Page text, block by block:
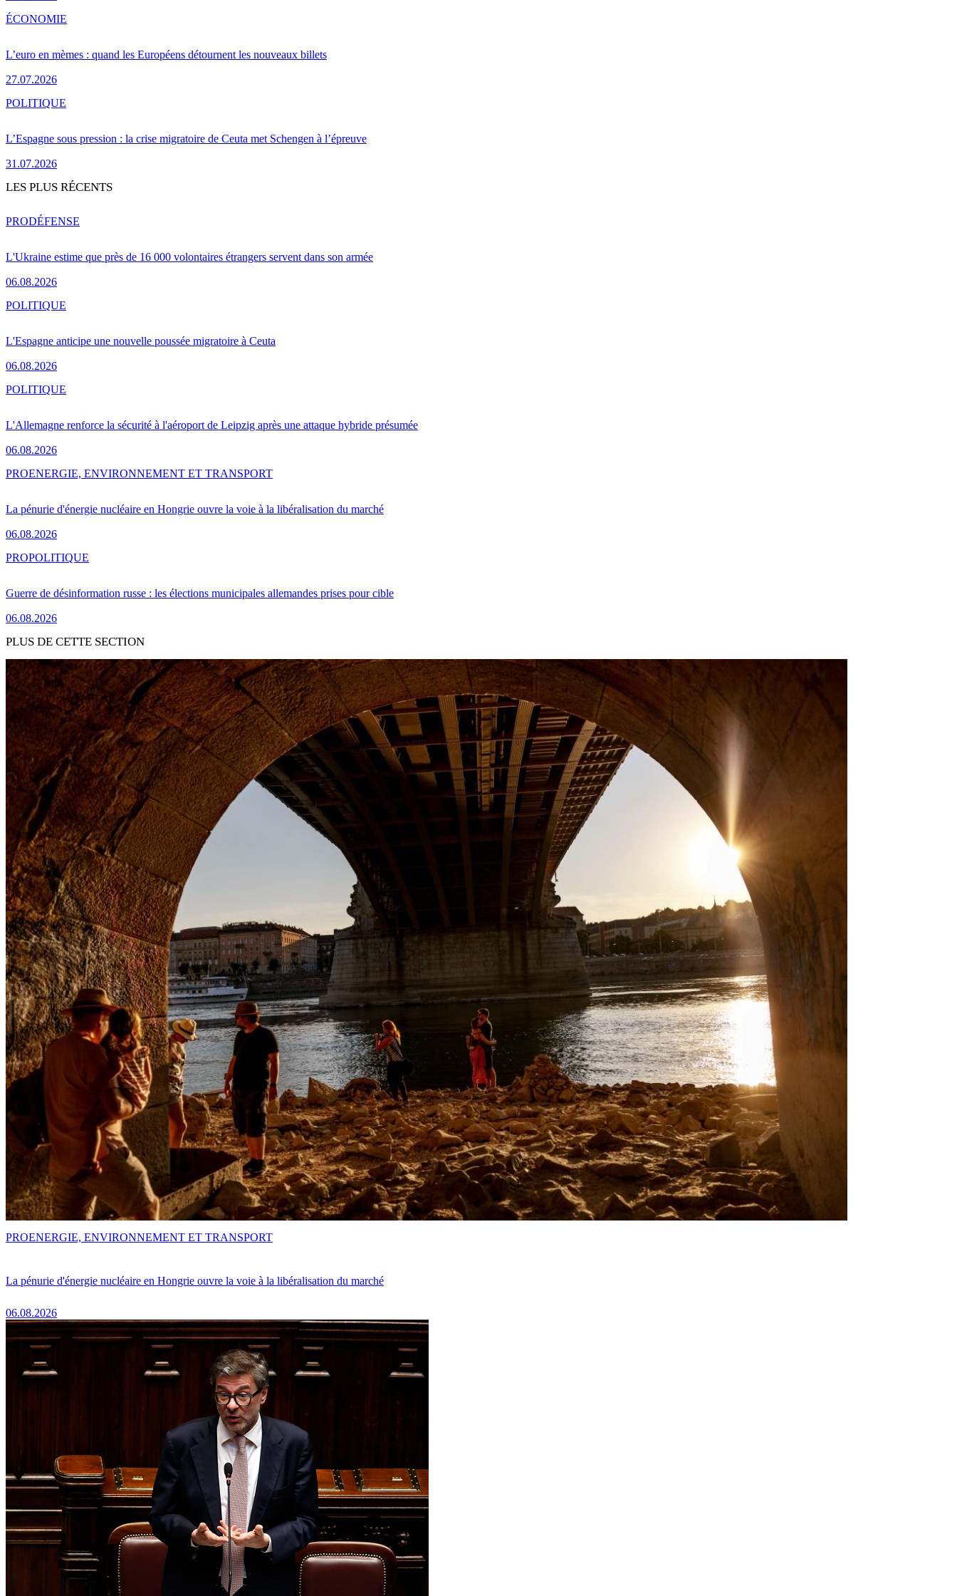
L’euro en mèmes : quand les Européens détournent les nouveaux billets
27.07.2026
ÉCONOMIE
L’Espagne sous pression : la crise migratoire de Ceuta met Schengen à l’épreuve
31.07.2026
POLITIQUE
LES PLUS RÉCENTS
L'Ukraine estime que près de 16 000 volontaires étrangers servent dans son armée
06.08.2026
PRODÉFENSE
L'Espagne anticipe une nouvelle poussée migratoire à Ceuta
06.08.2026
POLITIQUE
L'Allemagne renforce la sécurité à l'aéroport de Leipzig après une attaque hybride présumée
06.08.2026
POLITIQUE
La pénurie d'énergie nucléaire en Hongrie ouvre la voie à la libéralisation du marché
06.08.2026
PROENERGIE, ENVIRONNEMENT ET TRANSPORT
Guerre de désinformation russe : les élections municipales allemandes prises pour cible
06.08.2026
PROPOLITIQUE
PLUS DE CETTE SECTION
La pénurie d'énergie nucléaire en Hongrie ouvre la voie à la libéralisation du marché
06.08.2026
PROENERGIE, ENVIRONNEMENT ET TRANSPORT